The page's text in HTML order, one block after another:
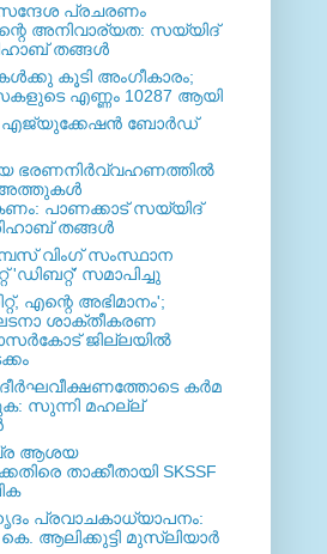
പ്രചരണം
അനിവാര്യത: സയ്യിദ്
തങ്ങള്‍
കൂടി അംഗീകാരം;
എണ്ണം 10287 ആയി
എജ്യുക്കേഷന്‍ ബോര്‍ഡ്
ഭരണനിര്‍വ്വഹണത്തില്‍
പാണക്കാട് സയ്യിദ്
തങ്ങള്‍
വിംഗ് സംസ്ഥാന
'ഡിബറ്റ്' സമാപിച്ചു
എന്റെ അഭിമാനം';
ശാക്തീകരണ
ജില്ലയില്‍
കര്‍മ
സുന്നി മഹല്ല്
ആശയ
താക്കീതായി SKSSF
പ്രവാചകാധ്യാപനം:
ആലിക്കുട്ടി മുസ്ലിയാർ